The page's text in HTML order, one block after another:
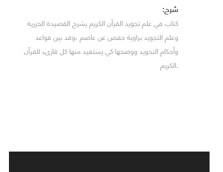
شرح:
كتاب في علم تجويد القرآن الكريم يشرح القصيدة الجزرية
وعلم التجويد براوية حفص عن عاصم ،وقد بين قواعد
وأحكام التجويد ووضحها كي يستفيد منها كل قارىء للقرآن
.الكريم